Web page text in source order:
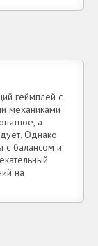
геймплей с
механиками
а
Однако
с балансом и
на